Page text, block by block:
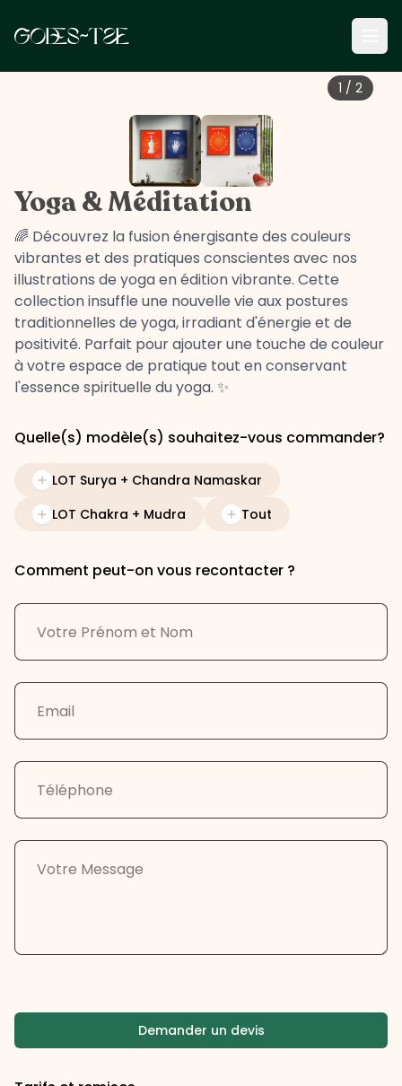
1 / 2
Yoga & Méditation
🌈 Découvrez la fusion énergisante des couleurs
vibrantes et des pratiques conscientes avec nos
illustrations de yoga en édition vibrante. Cette
collection insuffle une nouvelle vie aux postures
traditionnelles de yoga, irradiant d'énergie et de
positivité. Parfait pour ajouter une touche de couleur
à votre espace de pratique tout en conservant
l'essence spirituelle du yoga. ✨
Quelle(s) modèle(s) souhaitez-vous commander?
LOT Surya + Chandra Namaskar
LOT Chakra + Mudra
Tout
Comment peut-on vous recontacter ?
Demander un devis